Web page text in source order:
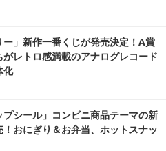
ー」新作一番くじが発売決定！A賞
レトロ感満載のアナログレコード
化
プシール」コンビニ商品テーマの新
おにぎり＆お弁当、ホットスナッ